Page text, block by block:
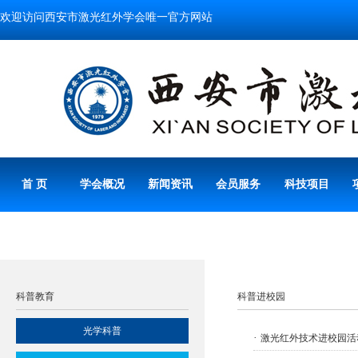
欢迎访问西安市激光红外学会唯一官方网站
首 页 学会概况 新闻资讯 会员服务 科技项目
科普教育
光学科普
科普进校园
· 激光红外技术进校园